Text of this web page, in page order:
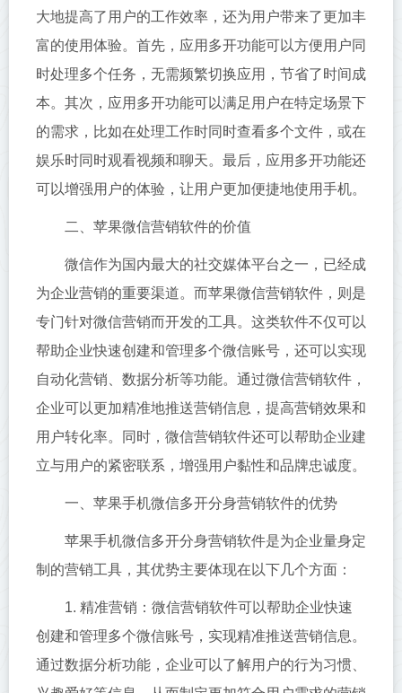
大地提高了用户的工作效率，还为用户带来了更加丰
富的使用体验。首先，应用多开功能可以方便用户同
时处理多个任务，无需频繁切换应用，节省了时间成
本。其次，应用多开功能可以满足用户在特定场景下
的需求，比如在处理工作时同时查看多个文件，或在
娱乐时同时观看视频和聊天。最后，应用多开功能还
可以增强用户的体验，让用户更加便捷地使用手机。
二、苹果微信营销软件的价值
微信作为国内最大的社交媒体平台之一，已经成
为企业营销的重要渠道。而苹果微信营销软件，则是
专门针对微信营销而开发的工具。这类软件不仅可以
帮助企业快速创建和管理多个微信账号，还可以实现
自动化营销、数据分析等功能。通过微信营销软件，
企业可以更加精准地推送营销信息，提高营销效果和
用户转化率。同时，微信营销软件还可以帮助企业建
立与用户的紧密联系，增强用户黏性和品牌忠诚度。
一、苹果手机微信多开分身营销软件的优势
苹果手机微信多开分身营销软件是为企业量身定
制的营销工具，其优势主要体现在以下几个方面：
1. 精准营销：微信营销软件可以帮助企业快速
创建和管理多个微信账号，实现精准推送营销信息。
通过数据分析功能，企业可以了解用户的行为习惯、